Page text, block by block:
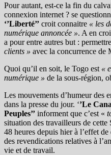
Pour autant, est-ce la fin du
connexion internet ? se
‘’Liberté’’ croit connaitre « les
numérique annoncée ». A en
a pour entre autres but :
clients » avec la concurrence de
Quoi qu’il en soit, le Togo est «
numérique » de la sous-région,
Les mouvements d’humeur des
dans la presse du jour. ‘’Le
Peuples’’ informent que c’est «
situation des travailleurs de
48 heures depuis hier à l’effet
des revendications relatives à
vie et de travail.